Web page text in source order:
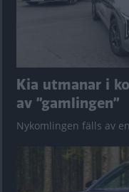
Kia utmanar i
av ”gamlingen”
Nykomlingen fälls av